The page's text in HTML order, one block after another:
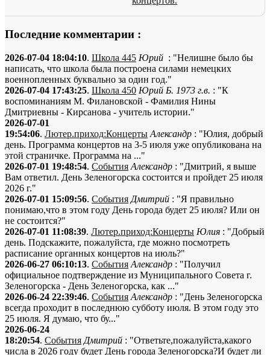
Последние комментарии :
2026-07-04 18:04:10. Школа 445 Юрий : "Нелишне было бы
написать, что школа была построена силами немецких
военнопленных буквально за один год."
2026-07-04 17:43:25. Школа 450 Юрий Б. 1973 г.в. : "К
воспоминаниям М. Филановской - Фамилия Нины
Дмитриевны - Кирсанова - учитель истории."
2026-07-01
19:54:06. Лютер.приход:Концерты Александр : "Юлия, добрый
день. Программа концертов на 3-5 июля уже опубликована на
этой страничке. Программа на ..."
2026-07-01 19:48:54. События Александр : "Дмитрий, я выше
Вам ответил. День Зеленогорска состоится и пройдет 25 июля
2026 г."
2026-07-01 15:09:56. События Дмитрий : "Я правильно
понимаю,что в этом году День города будет 25 июля? Или он
не состоится?"
2026-07-01 11:08:39. Лютер.приход:Концерты Юлия : "Добрый
день. Подскажите, пожалуйста, где можно посмотреть
расписание органных концертов на июль?"
2026-06-27 06:10:13. События Александр : "Получил
официальное подтверждение из Муниципального Совета г.
Зеленогорска - День Зеленогорска, как ..."
2026-06-24 22:39:46. События Александр : "День Зеленогорска
всегда проходит в последнюю субботу июля. В этом году это
25 июля. Я думаю, что бу..."
2026-06-24
18:20:54. События Дмитрий : "Ответьте,пожалуйста,какого
числа в 2026 году будет День города Зеленогорска?И будет ли